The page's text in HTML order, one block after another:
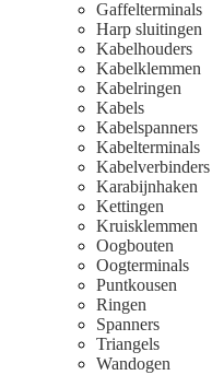
Gaffelterminals
Harp sluitingen
Kabelhouders
Kabelklemmen
Kabelringen
Kabels
Kabelspanners
Kabelterminals
Kabelverbinders
Karabijnhaken
Kettingen
Kruisklemmen
Oogbouten
Oogterminals
Puntkousen
Ringen
Spanners
Triangels
Wandogen